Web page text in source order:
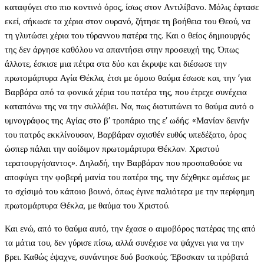
καταφύγει στο πιο κοντινό όρος, ίσως στον Αντιλίβανο. Μόλις έφτασε
εκεί, σήκωσε τα χέρια στον ουρανό, ζήτησε τη βοήθεια του Θεού, να
τη γλυτώσει χέρια του τύραννου πατέρα της. Και ο θείος δημιουργός
της δεν άργησε καθόλου να απαντήσει στην προσευχή της. Όπως
άλλοτε, έσκισε μια πέτρα στα δύο και έκρυψε και διέσωσε την
πρωτομάρτυρα Αγία Θέκλα, έτσι με όμοιο θαύμα έσωσε και, την ’για
Βαρβάρα από τα φονικά χέρια του πατέρα της, που έτρεχε συνέχεια
καταπάνω της να την συλλάβει. Να, πως διατυπώνει το θαύμα αυτό ο
υμνογράφος της Αγίας στο β’ τροπάριο της ε’ ωδής: «Μανίαν δεινήν
του πατρός εκκλίνουσαν, Βαρβάραν σχισθέν ευθύς υπεδέξατο, όρος
ώσπερ πάλαι την αοίδιμον πρωτομάρτυρα Θέκλαν. Χριστού
τερατουργήσαντος». Δηλαδή, την Βαρβάραν που προσπαθούσε να
αποφύγει την φοβερή μανία του πατέρα της, την δέχθηκε αμέσως με
το σχίσιμό του κάποιο βουνό, όπως έγινε παλιότερα με την περίφημη
πρωτομάρτυρα Θέκλα, με θαύμα του Χριστού.
Και ενώ, από το θαύμα αυτό, την έχασε ο αιμοβόρος πατέρας της από
τα μάτια του, δεν γύρισε πίσω, αλλά συνέχισε να ψάχνει για να την
βρει. Καθώς έψαχνε, συνάντησε δυό βοσκούς. Έβοσκαν τα πρόβατά